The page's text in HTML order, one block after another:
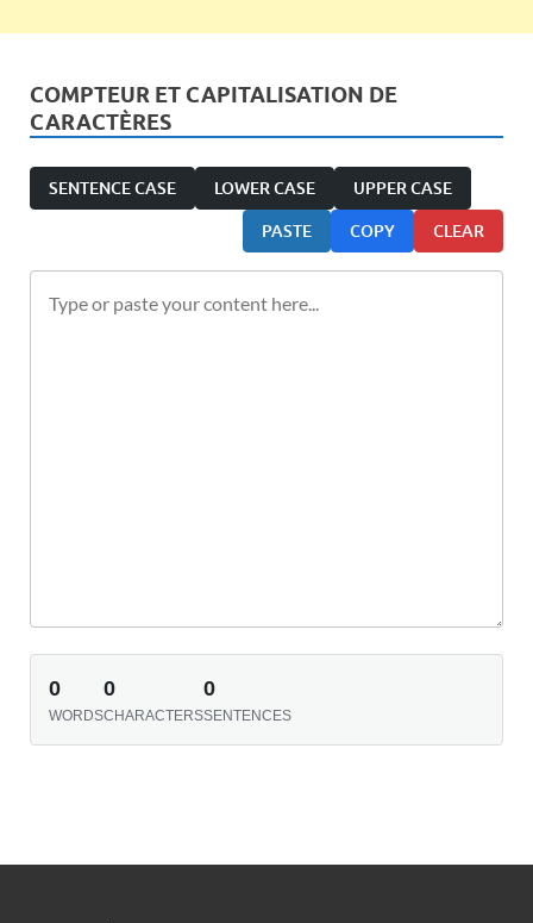
COMPTEUR ET CAPITALISATION DE
CARACTÈRES
SENTENCE CASE LOWER CASE UPPER CASE
PASTE COPY CLEAR
0
WORDS
0
CHARACTERS
0
SENTENCES